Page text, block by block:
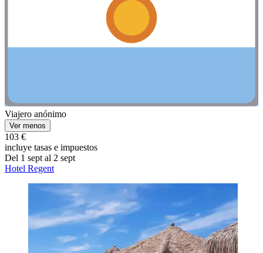
Viajero anónimo
Ver menos
103 €
incluye tasas e impuestos
Del 1 sept al 2 sept
Hotel Regent